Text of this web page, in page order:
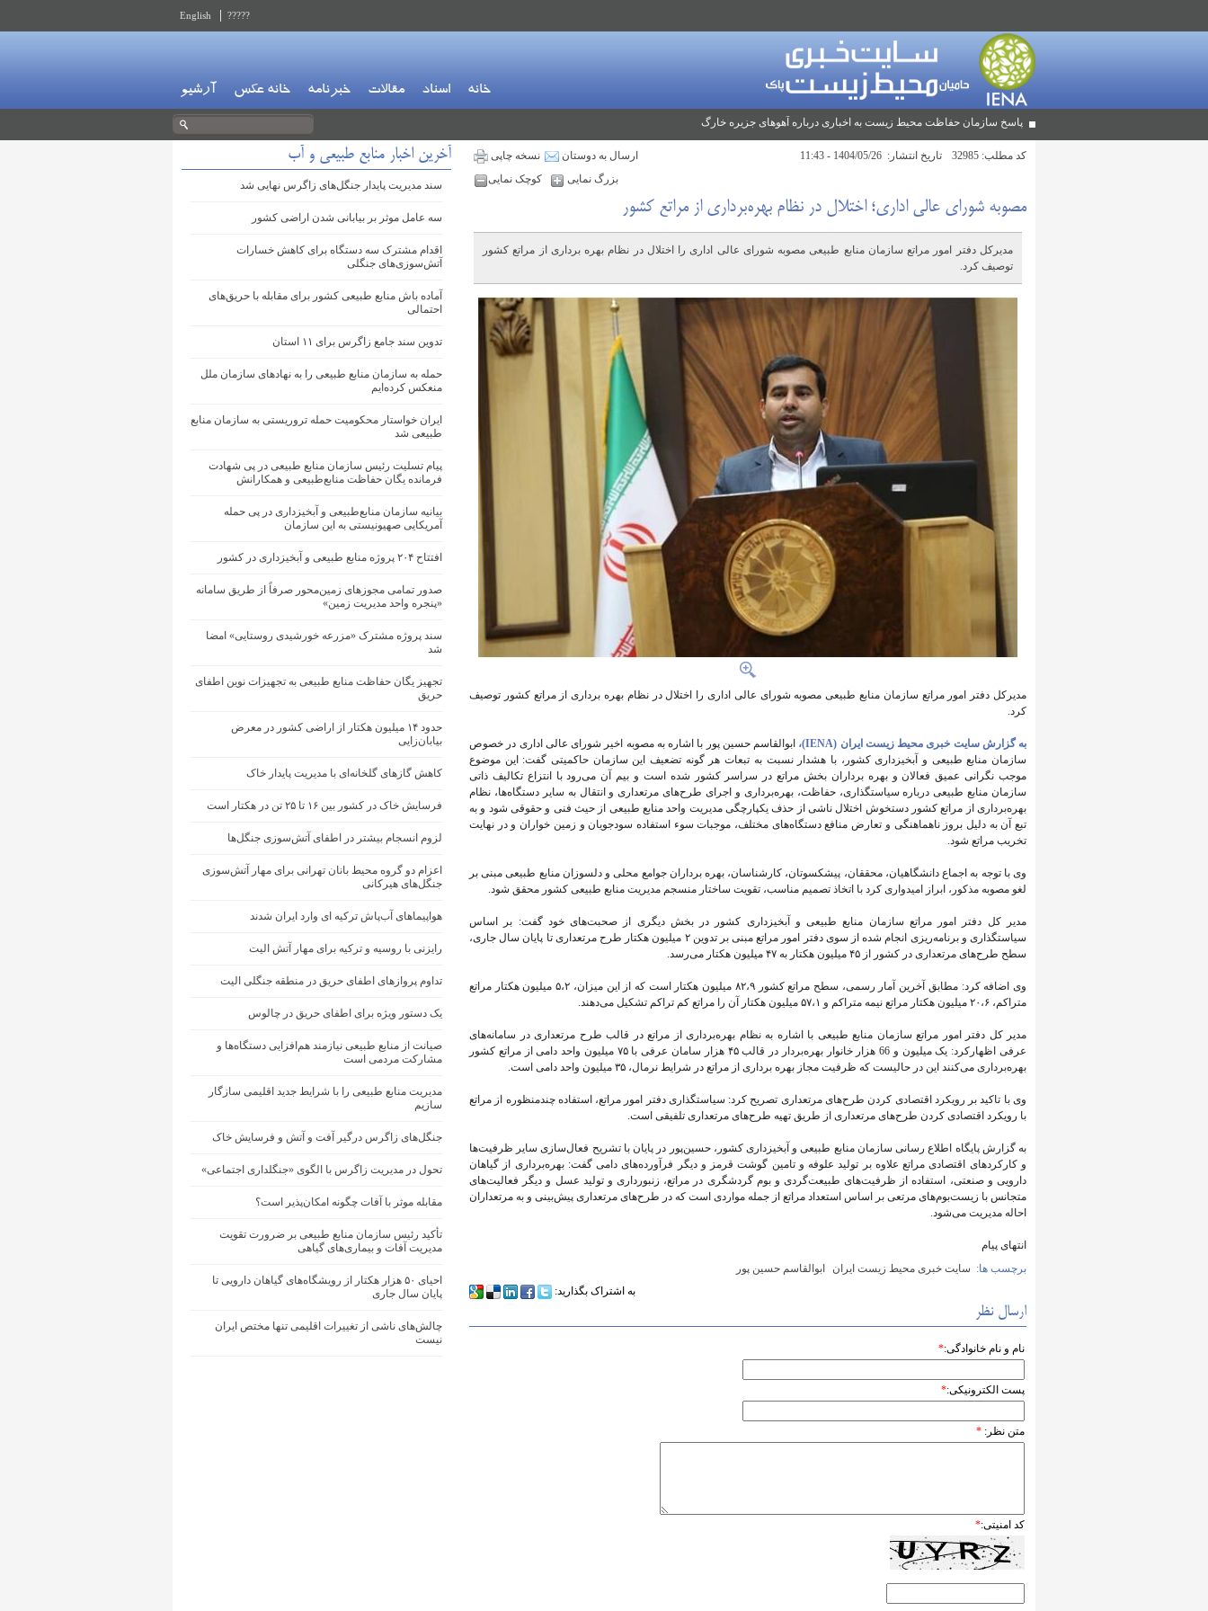
?????
English
خانه اسناد مقالات خبرنامه خانه عکس آرشیو
پاسخ سازمان حفاظت محیط زیست به اخباری درباره آهوهای جزیره خارگ
کد مطلب: تاریخ انتشار: نسخه چاپی
ارسال به دوستان
بزرگ نمایی
کوچک نمایی
مصوبه شورای عالی اداری؛ اختلال در نظام بهره‌برداری از مراتع کشور
مدیرکل دفتر امور مراتع سازمان منابع طبیعی مصوبه شورای عالی اداری را اختلال در نظام بهره برداری از مراتع کشور
توصیف کرد.
مدیرکل دفتر امور مراتع سازمان منابع طبیعی مصوبه شورای عالی اداری را اختلال در نظام بهره برداری از مراتع کشور توصیف
کرد.
به گزارش سایت خبری محیط زیست ایران (IENA)،
ابوالقاسم حسین پور با اشاره به مصوبه اخیر شورای عالی اداری در خصوص
سازمان منابع طبیعی و آبخیزداری کشور، با هشدار نسبت به تبعات هر گونه تضعیف این سازمان حاکمیتی گفت: این موضوع
موجب نگرانی عمیق فعالان و بهره برداران بخش مراتع در سراسر کشور شده است و بیم آن می‌رود با انتزاع تکالیف ذاتی
سازمان منابع طبیعی درباره سیاستگذاری، حفاظت، بهره‌برداری و اجرای طرح‌های مرتعداری و انتقال به سایر دستگاه‌ها، نظام
بهره‌برداری از مراتع کشور دستخوش اختلال ناشی از حذف یکپارچگی مدیریت واحد منابع طبیعی از حیث فنی و حقوقی شود و به
تبع آن به دلیل بروز ناهماهنگی و تعارض منافع دستگاه‌های مختلف، موجبات سوء استفاده سودجویان و زمین خواران و در نهایت
تخریب مراتع شود.
وی با توجه به اجماع دانشگاهیان، محققان، پیشکسوتان، کارشناسان، بهره برداران جوامع محلی و دلسوزان منابع طبیعی مبنی بر
لغو مصوبه مذکور، ابراز امیدواری کرد با اتخاذ تصمیم مناسب، تقویت ساختار منسجم مدیریت منابع طبیعی کشور محقق شود.
مدیر کل دفتر امور مراتع سازمان منابع طبیعی و آبخیزداری کشور در بخش دیگری از صحبت‌های خود گفت: بر اساس
سیاستگذاری و برنامه‌ریزی انجام شده از سوی دفتر امور مراتع مبنی بر تدوین ۲ میلیون هکتار طرح مرتعداری تا پایان سال جاری،
سطح طرح‌های مرتعداری در کشور از ۴۵ میلیون هکتار به ۴۷ میلیون هکتار می‌رسد.
وی اضافه کرد: مطابق آخرین آمار رسمی، سطح مراتع کشور ۸۲،۹ میلیون هکتار است که از این میزان، ۵،۲ میلیون هکتار مراتع
متراکم، ۲۰،۶ میلیون هکتار مراتع نیمه متراکم و ۵۷،۱ میلیون هکتار آن را مراتع کم تراکم تشکیل می‌دهند.
مدیر کل دفتر امور مراتع سازمان منابع طبیعی با اشاره به نظام بهره‌برداری از مراتع در قالب طرح مرتعداری در سامانه‌های
عرفی اظهارکرد: یک میلیون و 66 هزار خانوار بهره‌بردار در قالب ۴۵ هزار سامان عرفی با ۷۵ میلیون واحد دامی از مراتع کشور
بهره‌برداری می‌کنند این در حالیست که ظرفیت مجاز بهره برداری از مراتع در شرایط نرمال، ۳۵ میلیون واحد دامی است.
وی با تاکید بر رویکرد اقتصادی کردن طرح‌های مرتعداری تصریح کرد: سیاستگذاری دفتر امور مراتع، استفاده چندمنظوره از مراتع
با رویکرد اقتصادی کردن طرح‌های مرتعداری از طریق تهیه طرح‌های مرتعداری تلفیقی است.
به گزارش پایگاه اطلاع رسانی سازمان منابع طبیعی و آبخیزداری کشور، حسین‌پور در پایان با تشریح فعال‌سازی سایر ظرفیت‌ها
و کارکردهای اقتصادی مراتع علاوه بر تولید علوفه و تامین گوشت قرمز و دیگر فرآورده‌های دامی گفت: بهره‌برداری از گیاهان
دارویی و صنعتی، استفاده از ظرفیت‌های طبیعت‌گردی و بوم گردشگری در مراتع، زنبورداری و تولید عسل و دیگر فعالیت‌های
متجانس با زیست‌بوم‌های مرتعی بر اساس استعداد مراتع از جمله مواردی است که در طرح‌های مرتعداری پیش‌بینی و به مرتعداران
احاله مدیریت می‌شود.
انتهای پیام
برچسب ها: سایت خبری محیط زیست ایران
ابوالقاسم حسین پور
به اشتراک بگذارید:
ارسال نظر
نام و نام خانوادگی:*
پست الکترونیکی:*
متن نظر: *
کد امنیتی:*
آخرین اخبار منابع طبیعی و آب
سند مدیریت پایدار جنگل‌های زاگرس نهایی شد
سه عامل موثر بر بیابانی شدن اراضی کشور
اقدام مشترک سه دستگاه برای کاهش خسارات
آتش‌سوزی‌های جنگلی
آماده باش منابع طبیعی کشور برای مقابله با حریق‌های
احتمالی
تدوین سند جامع زاگرس برای ۱۱ استان
حمله به سازمان منابع طبیعی را به نهادهای سازمان ملل
منعکس کرده‌ایم
ایران خواستار محکومیت حمله تروریستی به سازمان منابع
طبیعی شد
پیام تسلیت رئیس سازمان منابع طبیعی در پی شهادت
فرمانده یگان حفاظت منابع‌طبیعی و همکارانش
بیانیه سازمان منابع‌طبیعی و آبخیزداری در پی حمله
آمریکایی صهیونیستی به این سازمان
افتتاح ۲۰۴ پروژه منابع طبیعی و آبخیزداری در کشور
صدور تمامی مجوزهای زمین‌محور صرفاً از طریق سامانه
«پنجره واحد مدیریت زمین»
سند پروژه مشترک «مزرعه خورشیدی روستایی» امضا
شد
تجهیز یگان حفاظت منابع طبیعی به تجهیزات نوین اطفای
حریق
حدود ۱۴ میلیون هکتار از اراضی کشور در معرض
بیابان‌زایی
کاهش گازهای گلخانه‌ای با مدیریت پایدار خاک
فرسایش خاک در کشور بین ۱۶ تا ۲۵ تن در هکتار است
لزوم انسجام بیشتر در اطفای آتش‌سوزی جنگل‌ها
اعزام دو گروه محیط ‌بانان تهرانی برای مهار آتش‌سوزی
جنگل‌های هیرکانی
هواپیماهای آب‌پاش ترکیه ای وارد ایران شدند
رایزنی با روسیه و ترکیه برای مهار آتش الیت
تداوم پروازهای اطفای حریق در منطقه جنگلی الیت
یک دستور ویژه برای اطفای حریق در چالوس
صیانت از منابع طبیعی نیازمند هم‌افزایی دستگاه‌ها و
مشارکت مردمی است
مدیریت منابع طبیعی را با شرایط جدید اقلیمی سازگار
سازیم
جنگل‌های زاگرس درگیر آفت و آتش و فرسایش خاک
تحول در مدیریت زاگرس با الگوی «جنگلداری اجتماعی»
مقابله موثر با آفات چگونه امکان‌پذیر است؟
تأکید رئیس سازمان منابع طبیعی بر ضرورت تقویت
مدیریت آفات و بیماری‌های گیاهی
احیای ۵۰ هزار هکتار از رویشگاه‌های گیاهان دارویی تا
پایان سال جاری
چالش‌های ناشی از تغییرات اقلیمی تنها مختص ایران
نیست